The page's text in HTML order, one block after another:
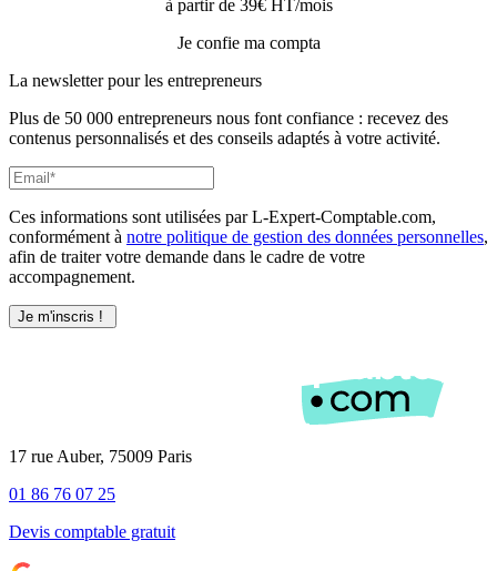
à partir de 39€ HT/mois
Je confie ma compta
La newsletter pour les entrepreneurs
Plus de 50 000 entrepreneurs nous font confiance : recevez des
contenus personnalisés et des conseils adaptés à votre activité.
Ces informations sont utilisées par L-Expert-Comptable.com,
conformément à notre politique de gestion des données personnelles,
afin de traiter votre demande dans le cadre de votre
accompagnement.
17 rue Auber, 75009 Paris
01 86 76 07 25
Devis comptable gratuit